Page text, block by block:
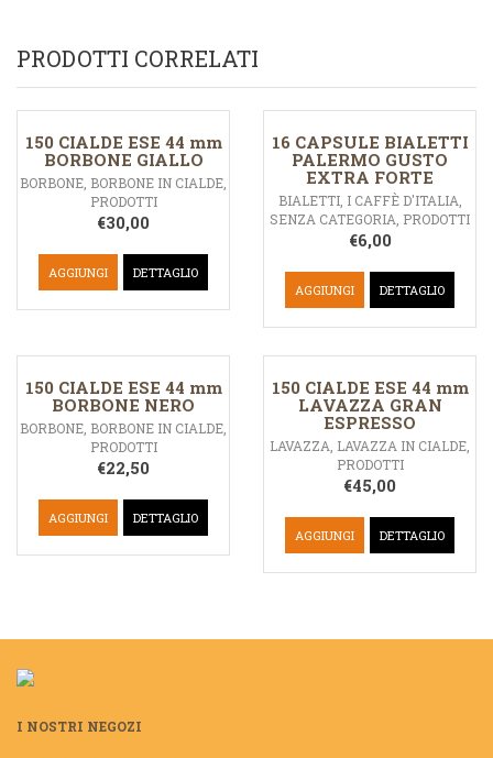
PRODOTTI CORRELATI
150 CIALDE ESE 44 mm
BORBONE GIALLO
BORBONE BORBONE IN CIALDE
PRODOTTI
€30,00
AGGIUNGI DETTAGLIO
16 CAPSULE BIALETTI
PALERMO GUSTO
EXTRA FORTE
BIALETTI, I CAFFÈ D'ITALIA
SENZA CATEGORIA PRODOTTI
€6,00
AGGIUNGI DETTAGLIO
150 CIALDE ESE 44 mm
BORBONE NERO
BORBONE BORBONE IN CIALDE
PRODOTTI
€22,50
AGGIUNGI DETTAGLIO
150 CIALDE ESE 44 mm
LAVAZZA GRAN
ESPRESSO
LAVAZZA LAVAZZA IN CIALDE
PRODOTTI
€45,00
AGGIUNGI DETTAGLIO
I NOSTRI NEGOZI